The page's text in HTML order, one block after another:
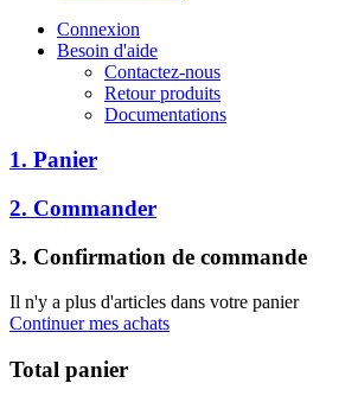
Connexion
Besoin d'aide
Contactez-nous
Retour produits
Documentations
1. Panier
2. Commander
3. Confirmation de commande
Il n'y a plus d'articles dans votre panier
Continuer mes achats
Total panier